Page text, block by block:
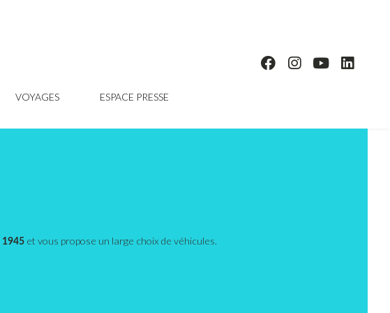
VOYAGES ESPACE PRESSE
1945et vous propose un large choix de véhicules.